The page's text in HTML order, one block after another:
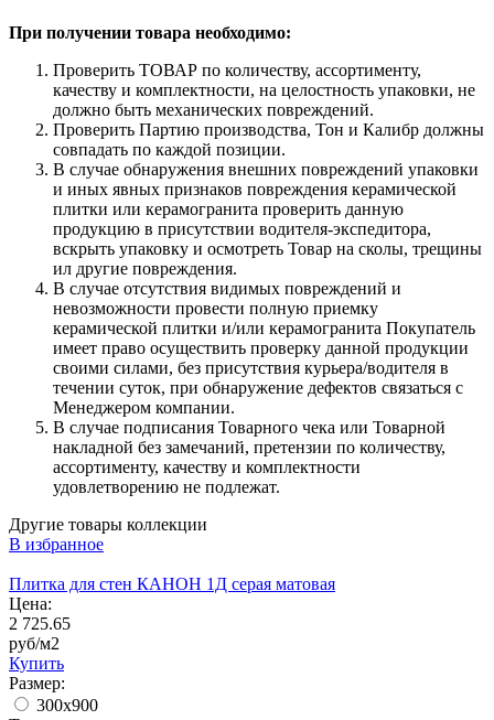
При получении товара необходимо:
Проверить ТОВАР по количеству, ассортименту,
качеству и комплектности, на целостность упаковки, не
должно быть механических повреждений.
Проверить Партию производства, Тон и Калибр должны
совпадать по каждой позиции.
В случае обнаружения внешних повреждений упаковки
и иных явных признаков повреждения керамической
плитки или керамогранита проверить данную
продукцию в присутствии водителя-экспедитора,
вскрыть упаковку и осмотреть Товар на сколы, трещины
ил другие повреждения.
В случае отсутствия видимых повреждений и
невозможности провести полную приемку
керамической плитки и/или керамогранита Покупатель
имеет право осуществить проверку данной продукции
своими силами, без присутствия курьера/водителя в
течении суток, при обнаружение дефектов связаться с
Менеджером компании.
В случае подписания Товарного чека или Товарной
накладной без замечаний, претензии по количеству,
ассортименту, качеству и комплектности
удовлетворению не подлежат.
Другие товары коллекции
В избранное
Плитка для стен КАНОН 1Д серая матовая
Цена:
2 725.65
руб/м2
Купить
Размер:
300x900